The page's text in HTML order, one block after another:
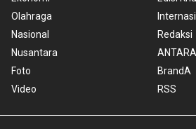
Olahraga
Nasional
Nusantara
Foto
Video
Redaksi
BrandA
RSS